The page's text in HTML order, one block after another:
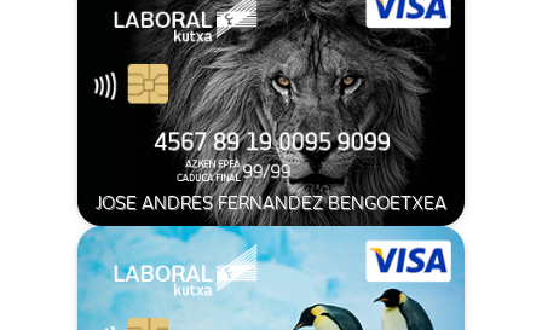
JOSE ANDRES FERNANDEZ BENGOETXEA